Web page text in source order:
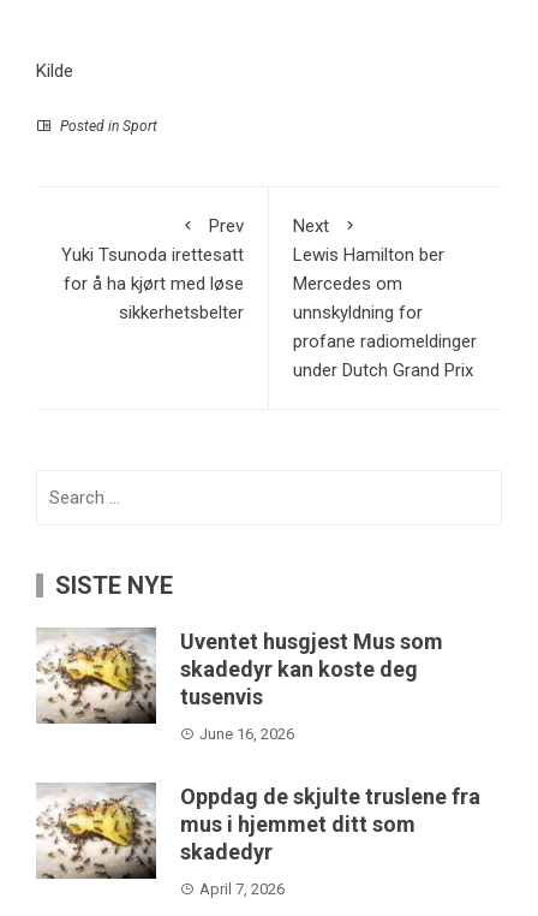
Kilde
Posted in Sport
Prev
Yuki Tsunoda irettesatt
for å ha kjørt med løse
sikkerhetsbelter
Next
Lewis Hamilton ber
Mercedes om
unnskyldning for
profane radiomeldinger
under Dutch Grand Prix
SISTE NYE
Uventet husgjest Mus som
skadedyr kan koste deg
tusenvis
June 16, 2026
Oppdag de skjulte truslene fra
mus i hjemmet ditt som
skadedyr
April 7, 2026